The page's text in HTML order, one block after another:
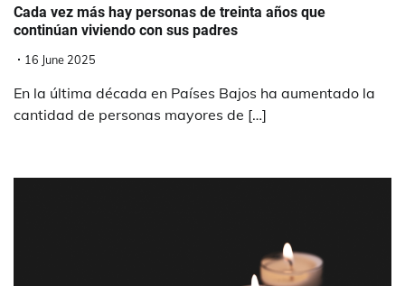
Cada vez más hay personas de treinta años que
continúan viviendo con sus padres
16 June 2025
En la última década en Países Bajos ha aumentado la
cantidad de personas mayores de […]